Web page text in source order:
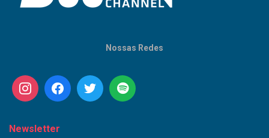
Nossas Redes
Newsletter